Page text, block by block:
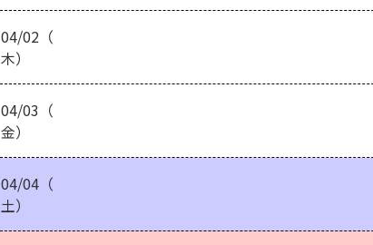
04/02（
木）
04/03（
金）
04/04（
土）